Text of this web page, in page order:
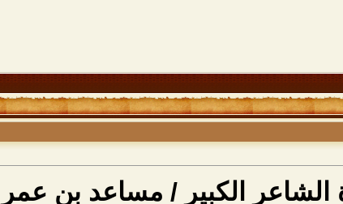
الشاعر الكبير / مساعد بن